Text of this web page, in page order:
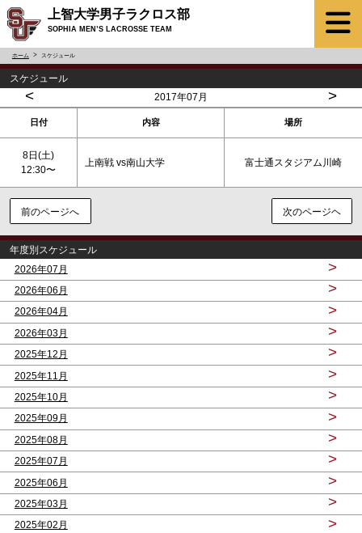
上智大学男子ラクロス部
SOPHIA MEN’S LACROSSE TEAM
ホーム スケジュール
スケジュール
< 2017年07月 >
日付 内容 場所
8日(土)
12:30〜
上南戦 vs南山大学 富士通スタジアム川崎
前のページへ 次のページヘ
年度別スケジュール
2026年07月
>
2026年06月 >
2026年04月 >
2026年03月 >
2025年12月 >
2025年11月 >
2025年10月 >
2025年09月 >
2025年08月 >
2025年07月 >
2025年06月 >
2025年03月 >
2025年02月 >